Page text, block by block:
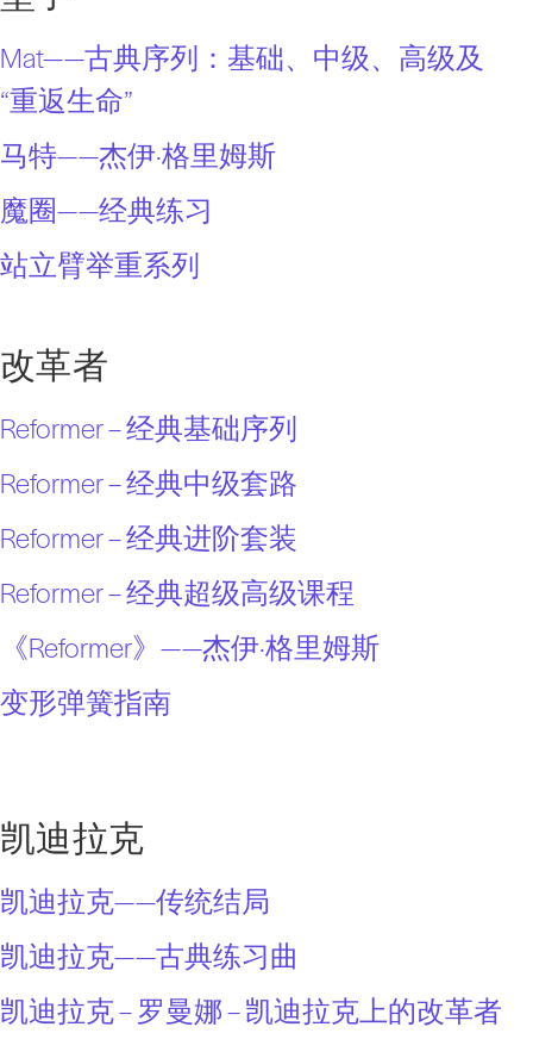
Mat——古典序列：基础、中级、高级及
“重返生命”
马特——杰伊·格里姆斯
魔圈——经典练习
站立臂举重系列
改革者
Reformer – 经典基础序列
Reformer – 经典中级套路
Reformer – 经典进阶套装
Reformer – 经典超级高级课程
《Reformer》——杰伊·格里姆斯
变形弹簧指南
凯迪拉克
凯迪拉克——传统结局
凯迪拉克——古典练习曲
凯迪拉克 – 罗曼娜 – 凯迪拉克上的改革者